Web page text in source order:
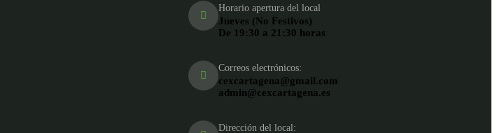
Horario apertura del local
Jueves (No Festivos)
De 19:30 a 21:30 horas
Correos electrónicos:
cexcartagena@gmail.com
admin@cexcartagena.es
Dirección del local: